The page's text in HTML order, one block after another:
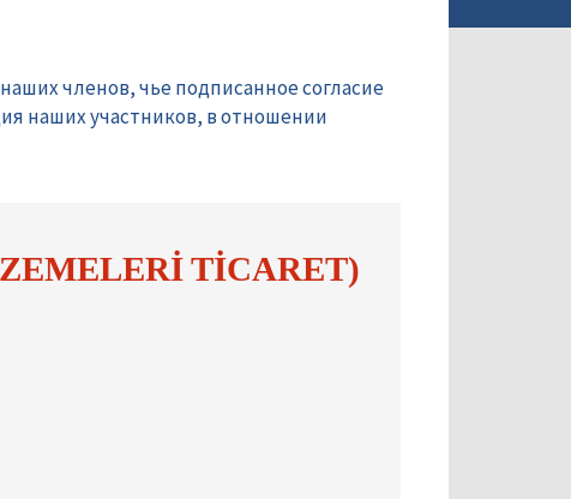
членов, чье подписанное согласие
наших участников, в отношении
TİCARET)